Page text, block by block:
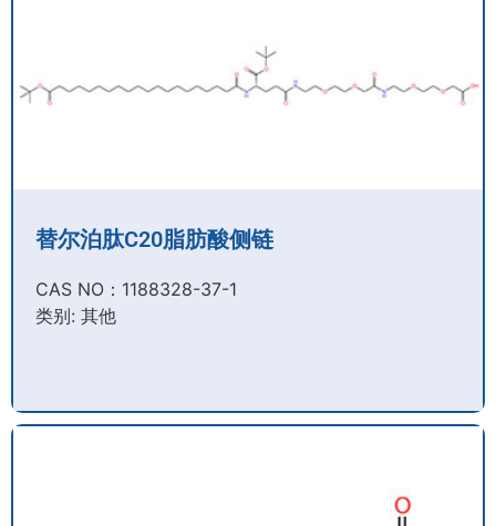
替尔泊肽C20脂肪酸侧链
CAS NO：1188328-37-1
类别: 其他